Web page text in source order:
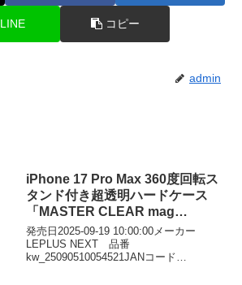
LINE コピー
admin
iPhone 17 Pro Max 360度回転ス
タンド付き超透明ハードケース
「MASTER CLEAR mag
swing」 クリア/シルバー LN-
IL25MCMSSV
発売日2025-09-19 10:00:00メーカー
LEPLUS NEXT 品番
kw_25090510054521JANコード